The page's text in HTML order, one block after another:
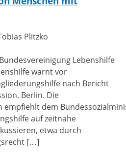
Plitzko
Lebenshilfe
warnt vor
nach Bericht
Berlin. Die
empfiehlt dem
auf zeitnahe
etwa durch
[…]